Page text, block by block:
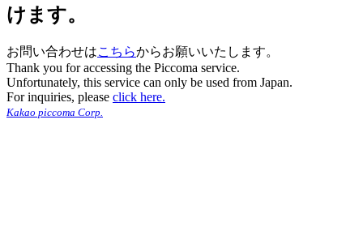
けます。
お問い合わせはこちらからお願いいたします。
Thank you for accessing the Piccoma service.
Unfortunately, this service can only be used from Japan.
For inquiries, please click here.
Kakao piccoma Corp.